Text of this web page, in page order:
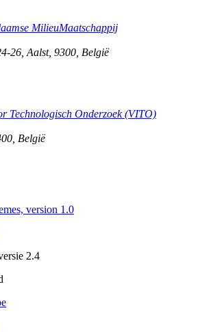
MilieuMaatschappij
26 Aalst, 9300 België
Technologisch Onderzoek (VITO)
België
version 1.0
2.4